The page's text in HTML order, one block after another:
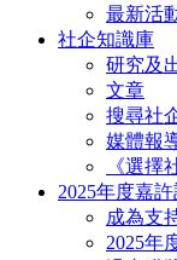
最新活
社企知識庫
研究及
文章
搜尋社
媒體報
《選擇
2025年度嘉許
成為支
2025年